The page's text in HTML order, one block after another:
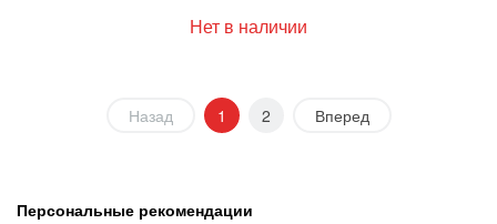
Нет в наличии
Назад 1 2 Вперед
Персональные рекомендации